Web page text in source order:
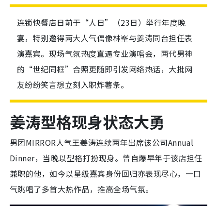
连锁快餐店日前于“人日”（23日）举行年度晚
宴，特别邀得两大人气偶像林峯与姜涛同台担任表
演嘉宾。现场气氛热度直逼专业演唱会，两代男神
的“世纪同框”合照更随即引发网络热话，大批网
友纷纷笑言想立刻入职炸薯条。
姜涛型格现身状态大勇
男团MIRROR人气王姜涛连续两年出席该公司Annual
Dinner，当晚以型格打扮现身。曾自爆早年于该店担任
兼职的他，如今以星级嘉宾身份回归亦表现尽心，一口
气跳唱了多首大热作品，推高全场气氛。